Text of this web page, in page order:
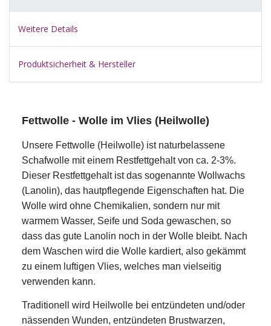
Weitere Details
Produktsicherheit & Hersteller
Fettwolle - Wolle im Vlies (Heilwolle)
Unsere Fettwolle (Heilwolle) ist naturbelassene
Schafwolle mit einem Restfettgehalt von ca. 2-3%.
Dieser Restfettgehalt ist das sogenannte Wollwachs
(Lanolin), das hautpflegende Eigenschaften hat. Die
Wolle wird ohne Chemikalien, sondern nur mit
warmem Wasser, Seife und Soda gewaschen, so
dass das gute Lanolin noch in der Wolle bleibt. Nach
dem Waschen wird die Wolle kardiert, also gekämmt
zu einem luftigen Vlies, welches man vielseitig
verwenden kann.
Traditionell wird Heilwolle bei entzündeten und/oder
nässenden Wunden, entzündeten Brustwarzen,